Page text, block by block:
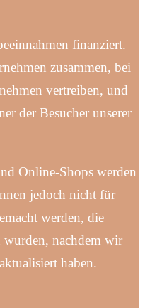
finanziert.
zusammen, bei
vertreiben, und
der Besucher unserer
Online-Shops werden
jedoch nicht für
werden, die
nachdem wir
haben.